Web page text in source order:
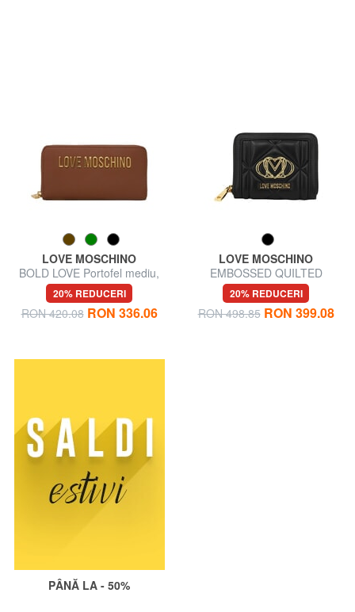
LOVE MOSCHINO
BOLD LOVE Portofel mediu,
cu fermoar
20% REDUCERI
RON 420.08 RON 336.06
LOVE MOSCHINO
EMBOSSED QUILTED
Portofel mediu, cu fermoar
20% REDUCERI
RON 498.85 RON 399.08
PÂNĂ LA - 50%